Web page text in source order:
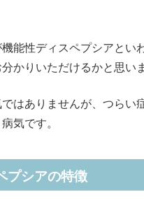
能性ディスペプシアとい
かりいただけるかと思いま
はありませんが、つらい
気です。
プシアの特徴